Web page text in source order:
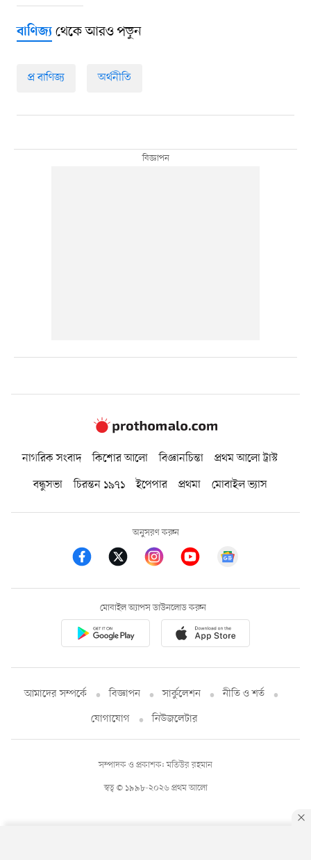
বাণিজ্যথেকে আরও পড়ুন
প্র বাণিজ্য অর্থনীতি
নাগরিক সংবাদ কিশোর আলো বিজ্ঞানচিন্তা
প্রথম আলো ট্রাস্ট
বন্ধুসভা
চিরন্তন ১৯৭১ ইপেপার প্রথমা মোবাইল ভ্যাস
অনুসরণ করুন
মোবাইল অ্যাপস ডাউনলোড করুন
আমাদের সম্পর্কে বিজ্ঞাপন সার্কুলেশন
নীতি ও শর্ত
যোগাযোগ
নিউজলেটার
স্বত্ব © ১৯৯৮-২০২৬ প্রথম আলো
সম্পাদক ও প্রকাশক: মতিউর রহমান